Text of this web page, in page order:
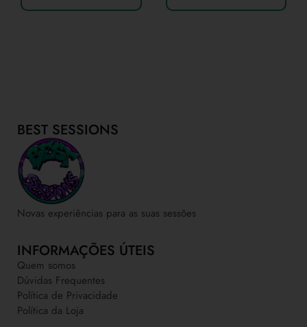
BEST SESSIONS
Novas experiências para as suas sessões
INFORMAÇÕES ÚTEIS
Quem somos
Dúvidas Frequentes
Política de Privacidade
Política da Loja